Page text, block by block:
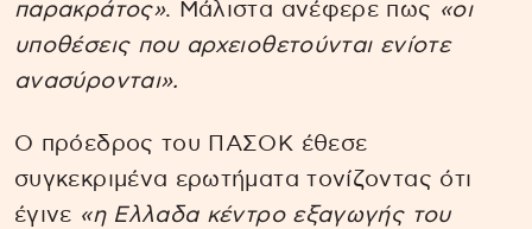
παρακράτος». Μάλιστα ανέφερε πως «οι
υποθέσεις που αρχειοθετούνται ενίοτε
ανασύρονται».
Ο πρόεδρος του ΠΑΣΟΚ έθεσε
συγκεκριμένα ερωτήματα τονίζοντας ότι
έγινε «η Ελλαδα κέντρο εξαγωγής του